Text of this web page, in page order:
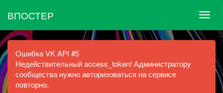
ВПОСТЕР
Ошибка VK API #5
Недействительный access_token! Администратору
сообщества нужно авторизоваться на сервисе
повторно.